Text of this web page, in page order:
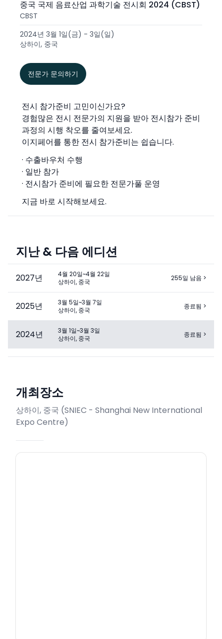
중국 국제 음료산업 과학기술 전시회 2024 (CBST)
CBST
2024년 3월 1일(금) - 3일(일)
상하이, 중국
전문가 문의하기
전시 참가준비 고민이신가요?
경험많은 전시 전문가의 지원을 받아 전시참가 준비
과정의 시행 착오를 줄여보세요.
이지페어를 통한 전시 참가준비는 쉽습니다.
· 수출바우처 수행
· 일반 참가
· 전시참가 준비에 필요한 전문가풀 운영
지금 바로 시작해보세요.
지난 & 다음 에디션
2027년
4월 20일~4월 22일
상하이, 중국
255일 남음 >
2025년
3월 5일~3월 7일
상하이, 중국
종료됨 >
2024년
3월 1일~3월 3일
상하이, 중국
종료됨 >
개최장소
상하이, 중국 (SNIEC - Shanghai New International
Expo Centre)